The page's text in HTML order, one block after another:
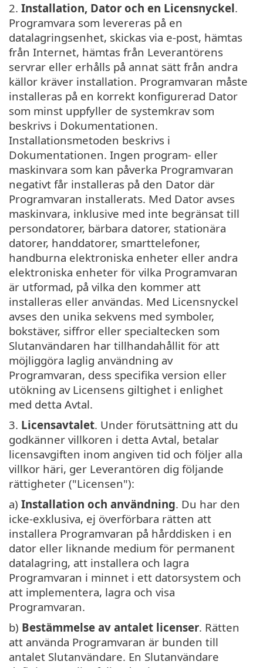
2. Installation, Dator och en Licensnyckel.
Programvara som levereras på en
datalagringsenhet, skickas via e-post, hämtas
från Internet, hämtas från Leverantörens
servrar eller erhålls på annat sätt från andra
källor kräver installation. Programvaran måste
installeras på en korrekt konfigurerad Dator
som minst uppfyller de systemkrav som
beskrivs i Dokumentationen.
Installationsmetoden beskrivs i
Dokumentationen. Ingen program- eller
maskinvara som kan påverka Programvaran
negativt får installeras på den Dator där
Programvaran installerats. Med Dator avses
maskinvara, inklusive med inte begränsat till
persondatorer, bärbara datorer, stationära
datorer, handdatorer, smarttelefoner,
handburna elektroniska enheter eller andra
elektroniska enheter för vilka Programvaran
är utformad, på vilka den kommer att
installeras eller användas. Med Licensnyckel
avses den unika sekvens med symboler,
bokstäver, siffror eller specialtecken som
Slutanvändaren har tillhandahållit för att
möjliggöra laglig användning av
Programvaran, dess specifika version eller
utökning av Licensens giltighet i enlighet
med detta Avtal.
3. Licensavtalet. Under förutsättning att du
godkänner villkoren i detta Avtal, betalar
licensavgiften inom angiven tid och följer alla
villkor häri, ger Leverantören dig följande
rättigheter ("Licensen"):
a) Installation och användning. Du har den
icke-exklusiva, ej överförbara rätten att
installera Programvaran på hårddisken i en
dator eller liknande medium för permanent
datalagring, att installera och lagra
Programvaran i minnet i ett datorsystem och
att implementera, lagra och visa
Programvaran.
b) Bestämmelse av antalet licenser. Rätten
att använda Programvaran är bunden till
antalet Slutanvändare. En Slutanvändare